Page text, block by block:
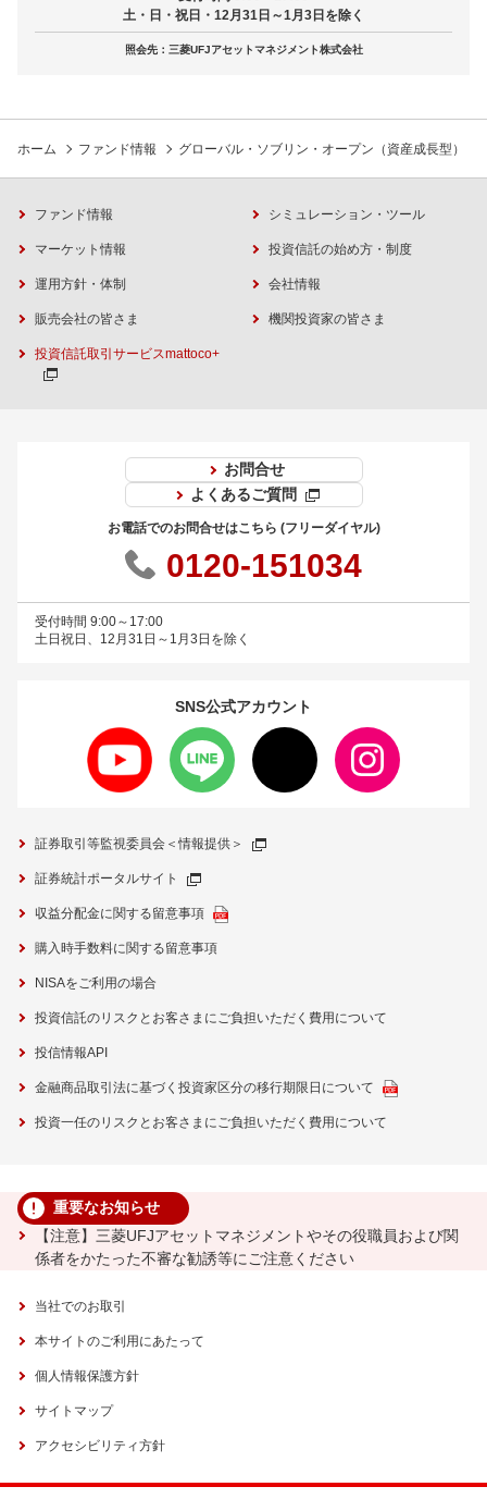
土・日・祝日・12月31日～1月3日を除く
照会先：三菱UFJアセットマネジメント株式会社
ホーム ファンド情報 グローバル・ソブリン・オープン（資産成長型）
ファンド情報 シミュレーション・ツール
マーケット情報 投資信託の始め方・制度
運用方針・体制 会社情報
販売会社の皆さま 機関投資家の皆さま
投資信託取引サービスmattoco+
お問合せ
よくあるご質問
お電話でのお問合せはこちら (フリーダイヤル)
0120-151034
受付時間 9:00～17:00
土日祝日、12月31日～1月3日を除く
SNS公式アカウント
証券取引等監視委員会＜情報提供＞
証券統計ポータルサイト
収益分配金に関する留意事項
購入時手数料に関する留意事項
NISAをご利用の場合
投資信託のリスクとお客さまにご負担いただく費用について
投信情報API
金融商品取引法に基づく投資家区分の移行期限日について
投資一任のリスクとお客さまにご負担いただく費用について
重要なお知らせ
【注意】三菱UFJアセットマネジメントやその役職員および関
係者をかたった不審な勧誘等にご注意ください
当社でのお取引
本サイトのご利用にあたって
個人情報保護方針
サイトマップ
アクセシビリティ方針